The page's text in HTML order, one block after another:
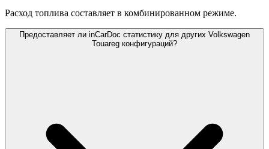
Расход топлива составляет в комбинированном режиме.
Предоставляет ли inCarDoc статистику для других Volkswagen
Touareg конфигураций?